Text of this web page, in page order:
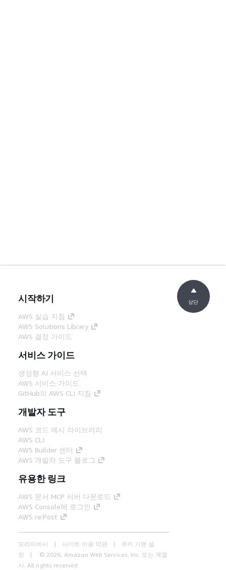
시작하기
AWS 실습 지침
AWS Solutions Library
AWS 결정 가이드
서비스 가이드
생성형 AI 서비스 선택
AWS 서비스 가이드
GitHub의 AWS CLI 지침
개발자 도구
AWS 코드 예시 라이브러리
AWS CLI
AWS Builder 센터
AWS 개발자 도구 블로그
유용한 링크
AWS 문서 MCP 서버 다운로드
AWS Console에 로그인
AWS re:Post
프라이버시 사이트 이용 약관
쿠키 기본 설
정
© 2026, Amazon Web Services, Inc. 또는 계열
사. All rights reserved.
상단